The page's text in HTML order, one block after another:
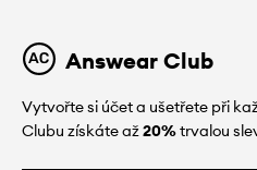
Answear Club
Vytvořte si účet a ušetřete při
Clubu získáte až20%trvalou